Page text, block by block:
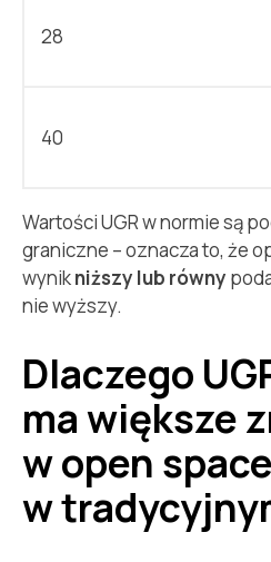
28
40
Wartości UGR w normie są
graniczne – oznacza to, że
wynikniższy lub równy
nie wyższy.
Dlaczego
ma większe
w open
w